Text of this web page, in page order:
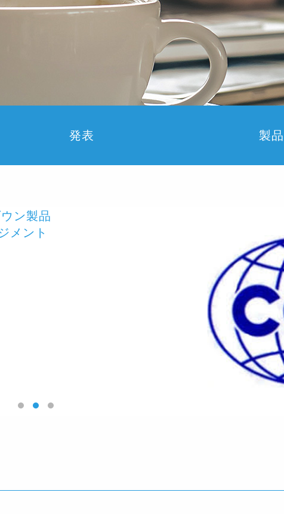
発表 製品
ン製品
メント